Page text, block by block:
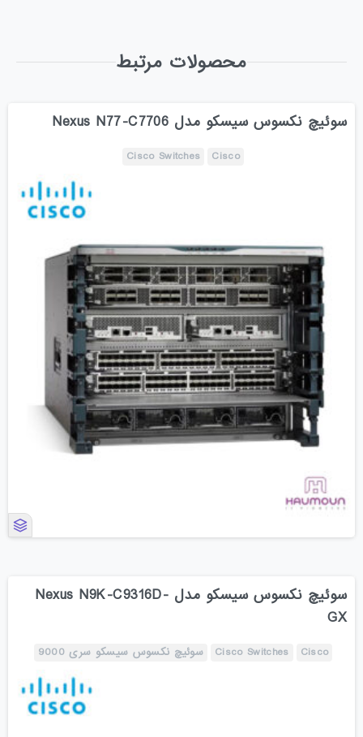
محصولات مرتبط
سوئیچ نکسوس سیسکو مدل Nexus N77-C7706
Cisco
Cisco Switches
سوئیچ نکسوس سیسکو مدل Nexus N9K-C9316D-
GX
Cisco
Cisco Switches سوئیچ نکسوس سیسکو سری 9000